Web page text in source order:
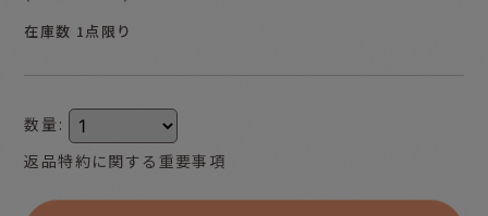
在庫数 1点限り
数量 :
返品特約に関する重要事項